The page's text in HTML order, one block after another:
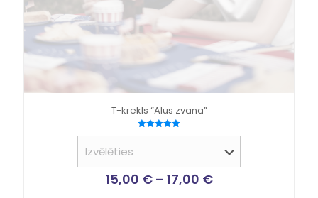
T-krekls “Alus zvana”
Novērtēts
15,00 € – 17,00 €